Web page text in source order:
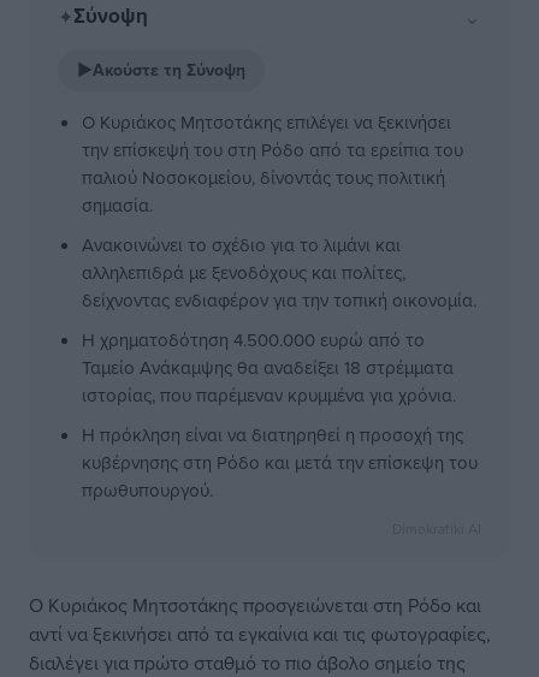
✦Σύνοψη ⌄
▶Ακούστε τη Σύνοψη
Ο Κυριάκος Μητσοτάκης επιλέγει να ξεκινήσει
την επίσκεψή του στη Ρόδο από τα ερείπια του
παλιού Νοσοκομείου, δίνοντάς τους πολιτική
σημασία.
Ανακοινώνει το σχέδιο για το λιμάνι και
αλληλεπιδρά με ξενοδόχους και πολίτες,
δείχνοντας ενδιαφέρον για την τοπική οικονομία.
Η χρηματοδότηση 4.500.000 ευρώ από το
Ταμείο Ανάκαμψης θα αναδείξει 18 στρέμματα
ιστορίας, που παρέμεναν κρυμμένα για χρόνια.
Η πρόκληση είναι να διατηρηθεί η προσοχή της
κυβέρνησης στη Ρόδο και μετά την επίσκεψη του
πρωθυπουργού.
Ο Κυριάκος Μητσοτάκης προσγειώνεται στη Ρόδο και
αντί να ξεκινήσει από τα εγκαίνια και τις φωτογραφίες,
διαλέγει για πρώτο σταθμό το πιο άβολο σημείο της